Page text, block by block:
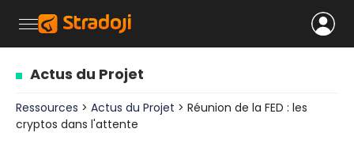
Actus du Projet
Ressources > Actus du Projet > Réunion de la FED : les
cryptos dans l'attente